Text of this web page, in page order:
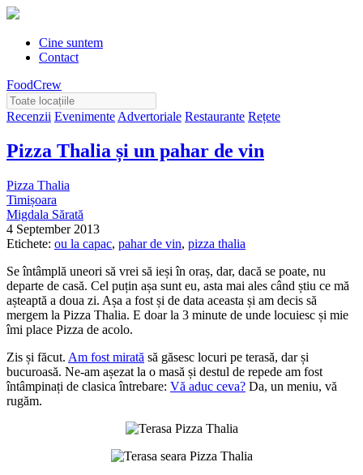
Cine suntem
Contact
FoodCrew
Recenzii Evenimente Advertoriale Restaurante Rețete
Pizza Thalia și un pahar de vin
Pizza Thalia
Timișoara
Migdala Sărată
4 September 2013
Etichete: ou la capac, pahar de vin, pizza thalia
Se întâmplă uneori să vrei să ieși în oraș, dar, dacă se poate, nu
departe de casă. Cel puțin așa sunt eu, asta mai ales când știu ce mă
așteaptă a doua zi. Așa a fost și de data aceasta și am decis să
mergem la Pizza Thalia. E doar la 3 minute de unde locuiesc și mie
îmi place Pizza de acolo.
Zis și făcut. Am fost mirată să găsesc locuri pe terasă, dar și
bucuroasă. Ne-am așezat la o masă și destul de repede am fost
întâmpinați de clasica întrebare: Vă aduc ceva? Da, un meniu, vă
rugăm.